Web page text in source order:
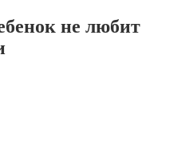
не любит